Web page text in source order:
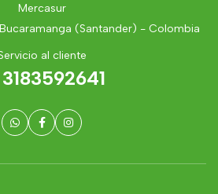
Mercasur
(Santander) - Colombia
al cliente
3183592641